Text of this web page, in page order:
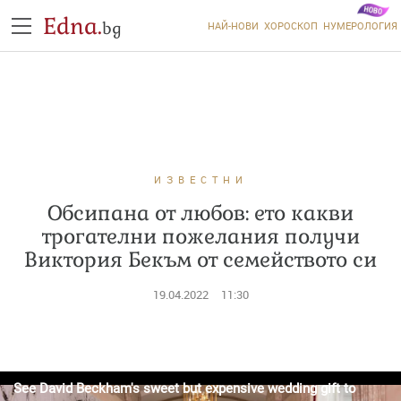
Edna.bg НАЙ-НОВИ ХОРОСКОП НУМЕРОЛОГИЯ
ИЗВЕСТНИ
Обсипана от любов: ето какви
трогателни пожелания получи
Виктория Бекъм от семейството си
19.04.2022 11:30